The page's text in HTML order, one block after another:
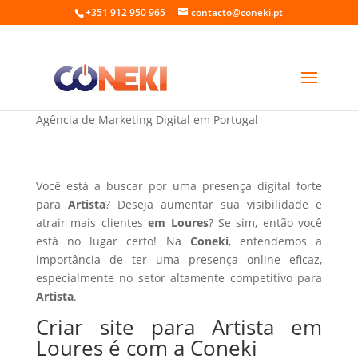
+351 912 950 965 contacto@coneki.pt
Criar site para Artista em Loures
Agência de Marketing Digital em Portugal
Você está a buscar por uma presença digital forte
para Artista? Deseja aumentar sua visibilidade e
atrair mais clientesem Loures? Se sim, então você
está no lugar certo! Na Coneki, entendemos a
importância de ter uma presença online eficaz,
especialmente no setor altamente competitivo para
Artista.
Criar site para Artista em
Loures é com a Coneki